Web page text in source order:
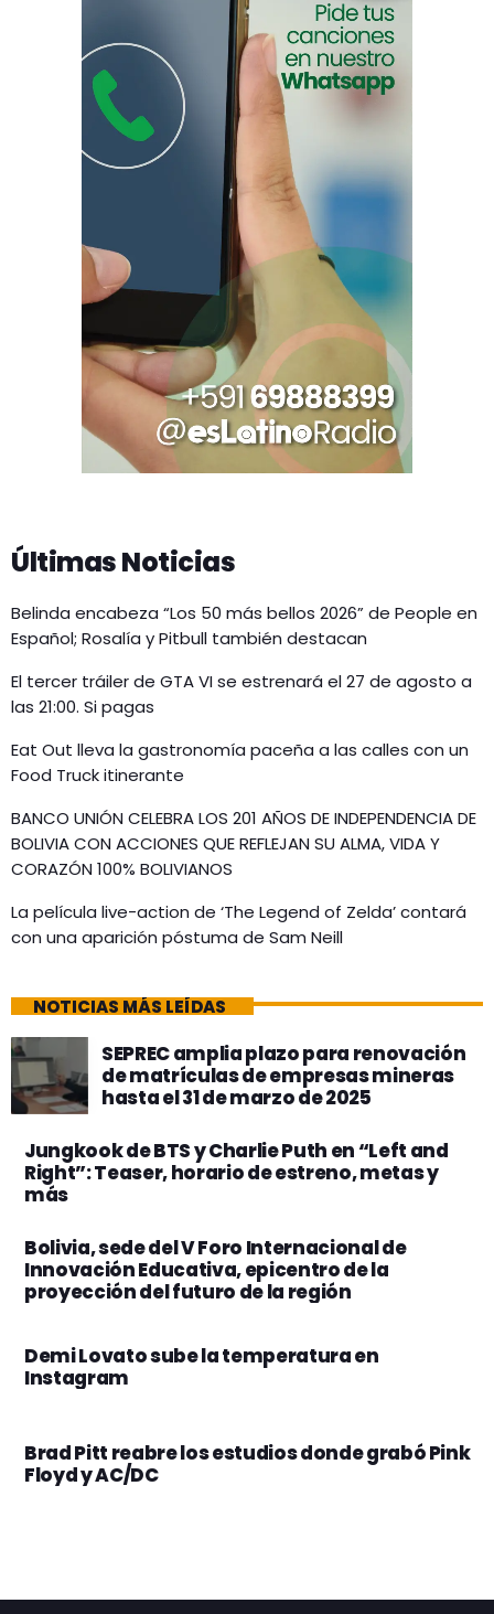
Últimas Noticias
Belinda encabeza “Los 50 más bellos 2026” de People en
Español; Rosalía y Pitbull también destacan
El tercer tráiler de GTA VI se estrenará el 27 de agosto a
las 21:00. Si pagas
Eat Out lleva la gastronomía paceña a las calles con un
Food Truck itinerante
BANCO UNIÓN CELEBRA LOS 201 AÑOS DE INDEPENDENCIA DE
BOLIVIA CON ACCIONES QUE REFLEJAN SU ALMA, VIDA Y
CORAZÓN 100% BOLIVIANOS
La película live-action de ‘The Legend of Zelda’ contará
con una aparición póstuma de Sam Neill
NOTICIAS MÁS LEÍDAS
SEPREC amplia plazo para renovación
de matrículas de empresas mineras
hasta el 31 de marzo de 2025
Jungkook de BTS y Charlie Puth en “Left and
Right”: Teaser, horario de estreno, metas y
más
Bolivia, sede del V Foro Internacional de
Innovación Educativa, epicentro de la
proyección del futuro de la región
Demi Lovato sube la temperatura en
Instagram
Brad Pitt reabre los estudios donde grabó Pink
Floyd y AC/DC